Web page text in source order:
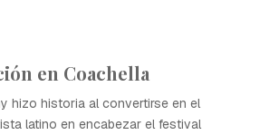
en Coachella
hizo historia al convertirse en el
latino en encabezar el festival